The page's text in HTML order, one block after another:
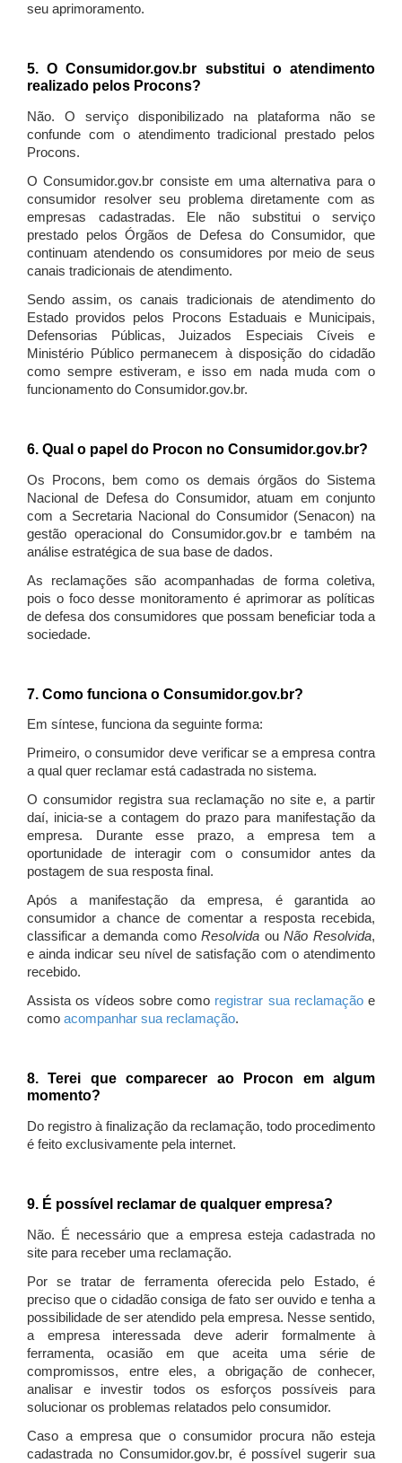
seu aprimoramento.
5. O Consumidor.gov.br substitui o atendimento
realizado pelos Procons?
Não. O serviço disponibilizado na plataforma não se
confunde com o atendimento tradicional prestado pelos
Procons.
O Consumidor.gov.br consiste em uma alternativa para o
consumidor resolver seu problema diretamente com as
empresas cadastradas. Ele não substitui o serviço
prestado pelos Órgãos de Defesa do Consumidor, que
continuam atendendo os consumidores por meio de seus
canais tradicionais de atendimento.
Sendo assim, os canais tradicionais de atendimento do
Estado providos pelos Procons Estaduais e Municipais,
Defensorias Públicas, Juizados Especiais Cíveis e
Ministério Público permanecem à disposição do cidadão
como sempre estiveram, e isso em nada muda com o
funcionamento do Consumidor.gov.br.
6. Qual o papel do Procon no Consumidor.gov.br?
Os Procons, bem como os demais órgãos do Sistema
Nacional de Defesa do Consumidor, atuam em conjunto
com a Secretaria Nacional do Consumidor (Senacon) na
gestão operacional do Consumidor.gov.br e também na
análise estratégica de sua base de dados.
As reclamações são acompanhadas de forma coletiva,
pois o foco desse monitoramento é aprimorar as políticas
de defesa dos consumidores que possam beneficiar toda a
sociedade.
7. Como funciona o Consumidor.gov.br?
Em síntese, funciona da seguinte forma:
Primeiro, o consumidor deve verificar se a empresa contra
a qual quer reclamar está cadastrada no sistema.
O consumidor registra sua reclamação no site e, a partir
daí, inicia-se a contagem do prazo para manifestação da
empresa. Durante esse prazo, a empresa tem a
oportunidade de interagir com o consumidor antes da
postagem de sua resposta final.
Após a manifestação da empresa, é garantida ao
consumidor a chance de comentar a resposta recebida,
classificar a demanda comoResolvida ouNão Resolvida,
e ainda indicar seu nível de satisfação com o atendimento
recebido.
Assista os vídeos sobre como registrar sua reclamaçãoe
como acompanhar sua reclamação.
8. Terei que comparecer ao Procon em algum
momento?
Do registro à finalização da reclamação, todo procedimento
é feito exclusivamente pela internet.
9. É possível reclamar de qualquer empresa?
Não. É necessário que a empresa esteja cadastrada no
site para receber uma reclamação.
Por se tratar de ferramenta oferecida pelo Estado, é
preciso que o cidadão consiga de fato ser ouvido e tenha a
possibilidade de ser atendido pela empresa. Nesse sentido,
a empresa interessada deve aderir formalmente à
ferramenta, ocasião em que aceita uma série de
compromissos, entre eles, a obrigação de conhecer,
analisar e investir todos os esforços possíveis para
solucionar os problemas relatados pelo consumidor.
Caso a empresa que o consumidor procura não esteja
cadastrada no Consumidor.gov.br, é possível sugerir sua